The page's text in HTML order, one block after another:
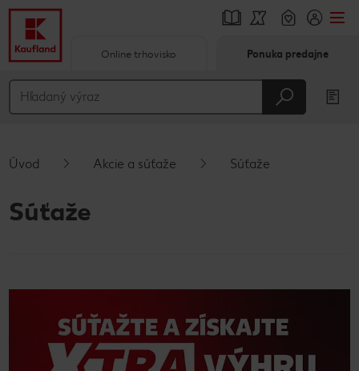
Hlavný obsah
Online trhovisko Ponuka predajne
Úvod Akcie a súťaže Súťaže
Súťaže